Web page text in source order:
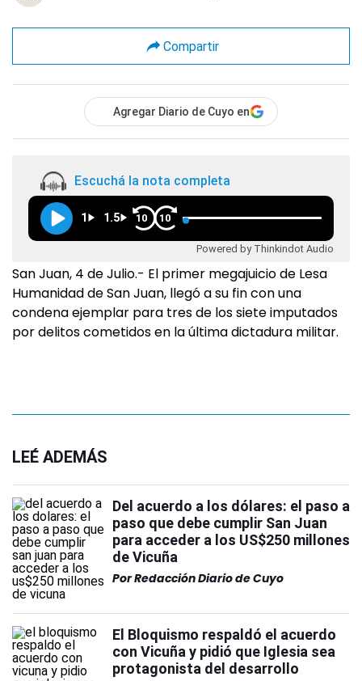
Compartir
Agregar Diario de Cuyo en
Escuchá la nota completa
1 1.5 10 10
Powered by Thinkindot Audio
San Juan, 4 de Julio.- El primer megajuicio de Lesa
Humanidad de San Juan, llegó a su fin con una
condena ejemplar para tres de los siete imputados
por delitos cometidos en la última dictadura militar.
LEÉ ADEMÁS
Del acuerdo a los dólares: el paso a
paso que debe cumplir San Juan
para acceder a los US$250 millones
de Vicuña
PorRedacción Diario de Cuyo
El Bloquismo respaldó el acuerdo
con Vicuña y pidió que Iglesia sea
protagonista del desarrollo